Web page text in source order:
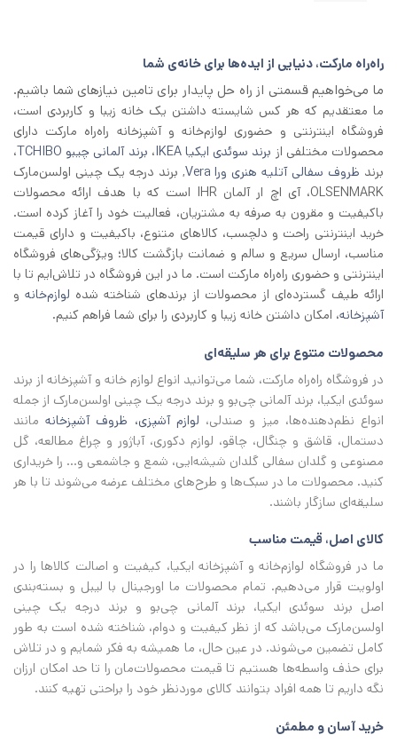
راه‌راه مارکت، دنیایی از ایده‌ها برای خانه‌ی شما
ما می‌خواهیم قسمتی از راه حل پایدار برای تامین نیازهای شما باشیم.
ما معتقدیم که هر کس شایسته داشتن یک خانه زیبا و کاربردی است،
فروشگاه اینترنتی و حضوری لوازم‌خانه و آشپزخانه راه‌راه مارکت دارای
محصولات مختلفی از برند سوئدی ایکیا IKEA ، برند آلمانی چیبو TCHIBO
،
برند ظروف سفالی آتلیه هنری ورا Vera
, برند درجه یک چینی اولسن‌مارک
OLSENMARK، آی اچ‌ ار آلمان IHR است که با هدف ارائه محصولات
باکیفیت و مقرون به صرفه به مشتریان، فعالیت خود را آغاز کرده است.
خرید اینترنتی راحت و دلچسب، کالاهای متنوع، باکیفیت و دارای قیمت
مناسب، ارسال سریع و سالم و ضمانت بازگشت کالا؛ ویژگی‌های فروشگاه
اینترنتی و حضوری راه‌راه مارکت است. ما در این فروشگاه در تلاش‌ایم تا با
ارائه طیف گسترده‌ای از محصولات از برند‌های شناخته شده لوازم‌خانه و
آشپزخانه، امکان داشتن خانه زیبا و کاربردی را برای شما فراهم کنیم.
محصولات متنوع برای هر سلیقه‌ای
در فروشگاه راه‌راه مارکت، شما می‌توانید انواع لوازم خانه و آشپزخانه از برند
سوئدی ایکیا، برند آلمانی چی‌بو و برند درجه یک چینی اولسن‌مارک از جمله
انواع نظم‌دهنده‌ها، میز و صندلی، لوازم آشپزی، ظروف آشپزخانهمانند
دستمال، قاشق و چنگال، چاقو، لوازم دکوری، آباژور و چراغ مطالعه، گل
مصنوعی و گلدان سفالی گلدان شیشه‌ایی، شمع و جاشمعی و… را خریداری
کنید. محصولات ما در سبک‌ها و طرح‌های مختلف عرضه می‌شوند تا با هر
سلیقه‌ای سازگار باشند.
کالای اصل، قیمت مناسب
ما در فروشگاه لوازم‌خانه و آشپزخانه ایکیا، کیفیت و اصالت کالاها را در
اولویت قرار می‌دهیم. تمام محصولات ما اورجینال با لیبل و بسته‌بندی
اصل برند سوئدی ایکیا، برند آلمانی چی‌بو و برند درجه یک چینی
اولسن‌مارک می‌باشد که از نظر کیفیت و دوام، شناخته شده است به طور
کامل تضمین می‌شوند. در عین حال، ما همیشه به فکر شمایم و در تلاش
برای حذف واسطه‌ها هستیم تا قیمت محصولات‌مان را تا حد امکان ارزان
نگه داریم تا همه افراد بتوانند کالای موردنظر خود را براحتی تهیه کنند.
خرید آسان و مطمئن